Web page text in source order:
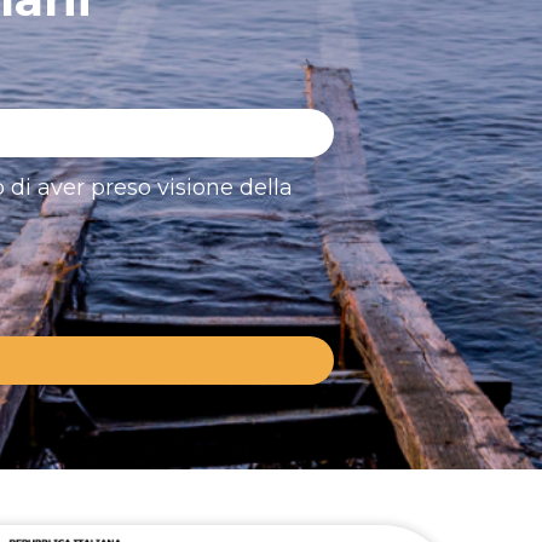
aver preso visione della